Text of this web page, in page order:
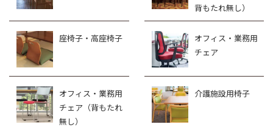
背もたれ無し）
座椅子・高座椅子
オフィス・業務用
チェア
オフィス・業務用
チェア（背もたれ
無し）
介護施設用椅子